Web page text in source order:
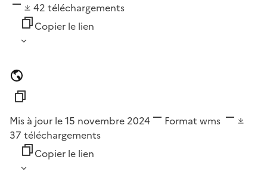
42 téléchargements
Copier le lien
Mis à jour le 15 novembre 2024 Format wms
37 téléchargements
Copier le lien